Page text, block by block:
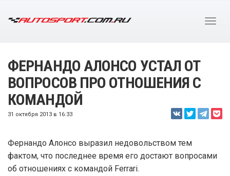
ФЕРНАНДО АЛОНСО УСТАЛ ОТ
ВОПРОСОВ ПРО ОТНОШЕНИЯ С
КОМАНДОЙ
31 октября 2013 в 16:33
Фернандо Алонсо выразил недовольством тем
фактом, что последнее время его достают вопросами
об отношениях с командой Ferrari.